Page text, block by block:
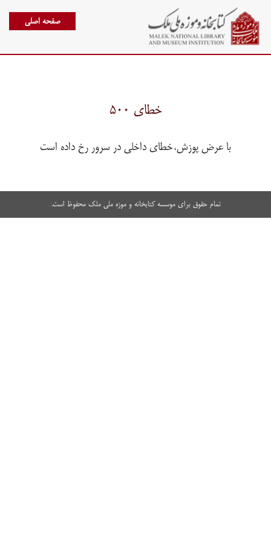
صفحه اصلی
خطای ۵۰۰
با عرض پوزش،خطای داخلی در سرور رخ داده است
تمام حقوق برای موسسه کتابخانه و موزه ملی ملک محفوظ است.